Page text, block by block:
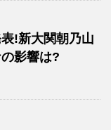
!新大関朝乃山
影響は?